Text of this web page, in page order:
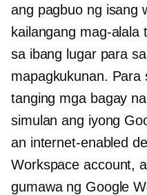
ang pagbuo ng isang
kailangang mag-alala
sa ibang lugar para
mapagkukunan. Para
tanging mga bagay
simulan ang iyong
an internet-enabled
Workspace account,
gumawa ng Google